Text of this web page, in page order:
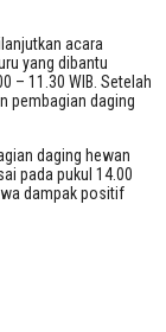
acara
yang dibantu
– 11.30 WIB. Setelah
pembagian daging
daging hewan
pada pukul 14.00
dampak positif